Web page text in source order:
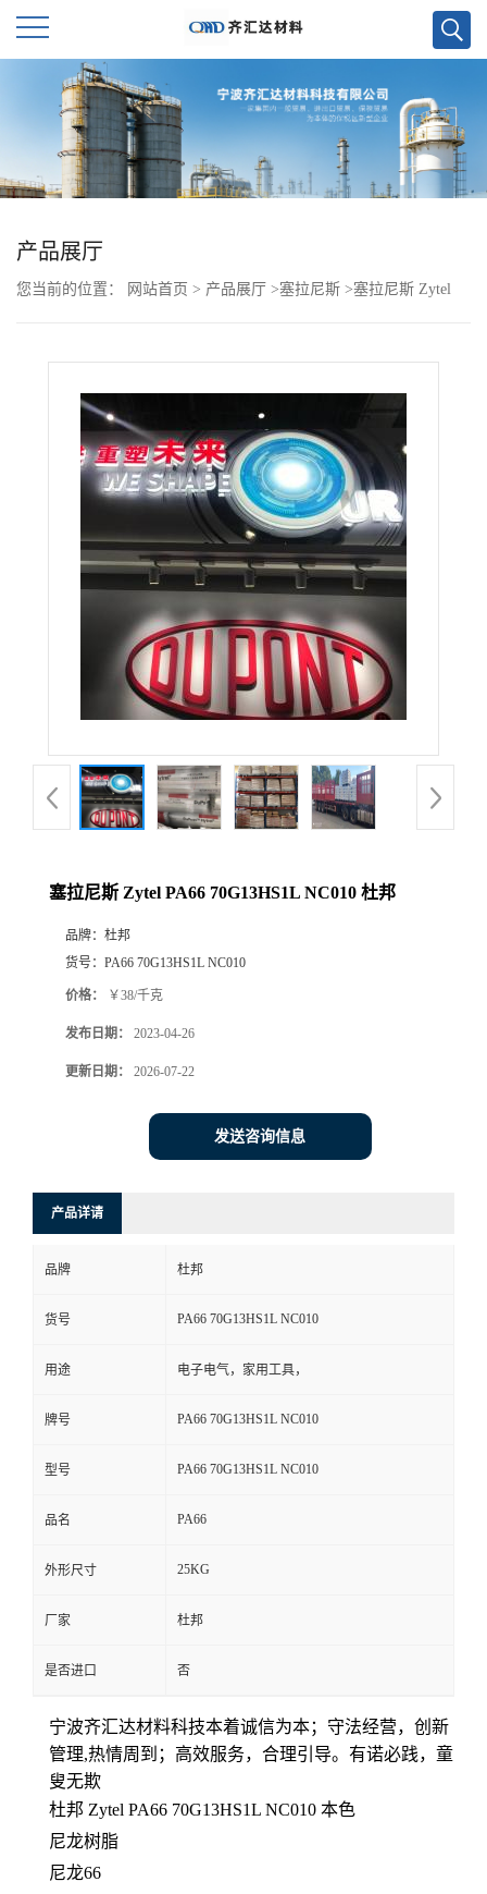
首
页
公
品
厅
系
言
产品展厅
您当前的位置： 网站首页 > 产品展厅 >塞拉尼斯 >塞拉尼斯 Zytel
塞拉尼斯 Zytel PA66 70G13HS1L NC010 杜邦
品牌： 杜邦
货号： PA66 70G13HS1L NC010
价格： ￥38/千克
发布日期： 2023-04-26
更新日期： 2026-07-22
发送咨询信息
产品详请
品牌 杜邦
货号 PA66 70G13HS1L NC010
用途 电子电气，家用工具，
牌号 PA66 70G13HS1L NC010
型号 PA66 70G13HS1L NC010
品名 PA66
外形尺寸 25KG
厂家 杜邦
是否进口 否
宁波齐汇达材料科技本着诚信为本；守法经营，创新
管理,热情周到；高效服务，合理引导。有诺必践，童
叟无欺
杜邦 Zytel PA66 70G13HS1L NC010 本色
尼龙树脂
尼龙66